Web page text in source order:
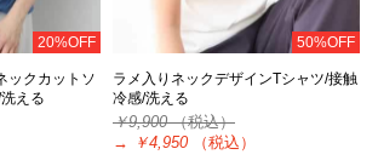
20%OFF
ックカットソ
える
50%OFF
ラメ入りネックデザインTシャツ/接触
冷感/洗える
￥9,900（税込）
→
￥4,950 （税込）